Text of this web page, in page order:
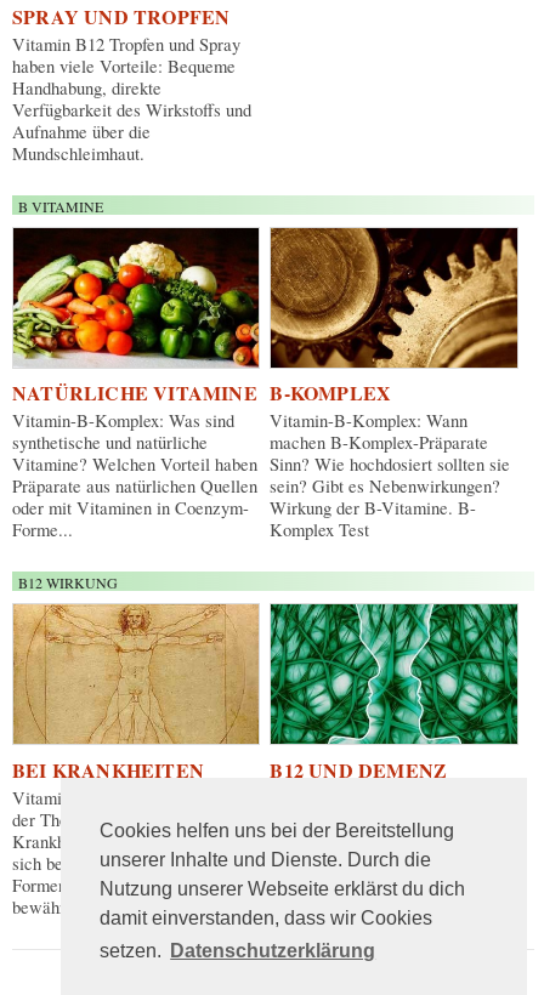
Cookies helfen uns bei der Bereitstellung
unserer Inhalte und Dienste. Durch die
Nutzung unserer Webseite erklärst du dich
damit einverstanden, dass wir Cookies
setzen.
Datenschutzerklärung
SPRAY UND TROPFEN
Vitamin B12 Tropfen und Spray
haben viele Vorteile: Bequeme
Handhabung, direkte
Verfügbarkeit des Wirkstoffs und
Aufnahme über die
Mundschleimhaut.
B VITAMINE
NATÜRLICHE VITAMINE
Vitamin-B-Komplex: Was sind
synthetische und natürliche
Vitamine? Welchen Vorteil haben
Präparate aus natürlichen Quellen
oder mit Vitaminen in Coenzym-
Forme...
B-KOMPLEX
Vitamin-B-Komplex: Wann
machen B-Komplex-Präparate
Sinn? Wie hochdosiert sollten sie
sein? Gibt es Nebenwirkungen?
Wirkung der B-Vitamine. B-
Komplex Test
B12 WIRKUNG
BEI KRANKHEITEN
Vitamin B12 wird erfolgreich in
der Therapie zahlreicher
Krankheiten eingesetzt, wobei
sich besonders die aktiven
Formen als äußerst wirksam
bewährt haben.
B12 UND DEMENZ
laut aktuellen Studien das Risiko,
an Demenz zu erkranken. Kann
eine begleitende Therapie mit
Vitamin B12 gegen Demenz
helfen?